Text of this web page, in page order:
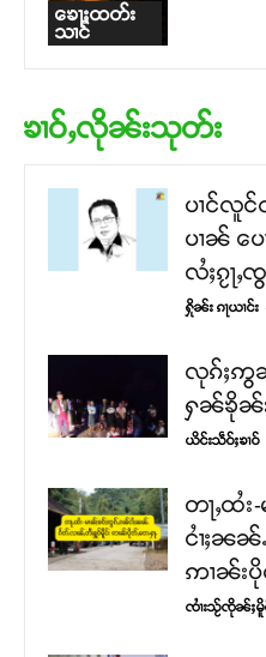
ၶေႃႈထတ်း
သၢင်
ၶၢဝ်ႇလိုၼ်းသုတ်း
ပၢင်လူင်
ပၢၼ် ​​ပေ
လႆႈၵႂႃႇ
ႁိုၼ်း ၵႃယၢင်း
လုၵ်ႈဢွၼ်
ႁၼ်ၶိုၼ်
ယိင်းသဵဝ်ႈၶၢဝ်
တႃႇထႆး
ငၢႆႈၼၼ်
ဢၢၼ်းပို
ၸၢႆးသႂ်ၸိုၼ်ႈမိူ